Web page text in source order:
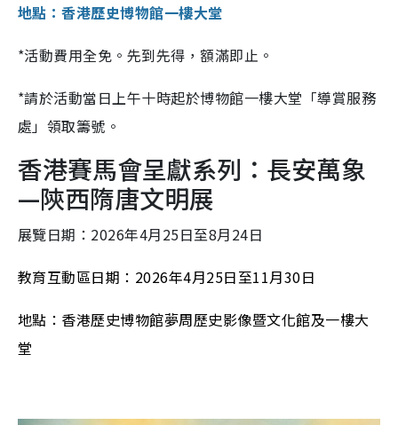
地點：香港歷史博物館一樓大堂
*活動費用全免。先到先得，額滿即止。
*請於活動當日上午十時起於博物館一樓大堂「導賞服務
處」領取籌號。
香港賽馬會呈獻系列：長安萬象
—陝西隋唐文明展
展覽日期：2026年4月25日至8月24日
教育互動區日期：2026年4月25日至11月30日
地點：香港歷史博物館夢周歷史影像暨文化館及一樓大
堂